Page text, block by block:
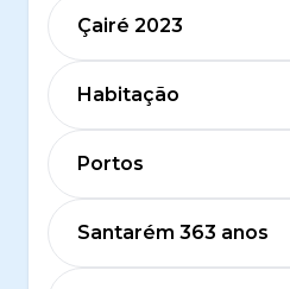
Çairé 2023
Habitação
Portos
Santarém 363 anos